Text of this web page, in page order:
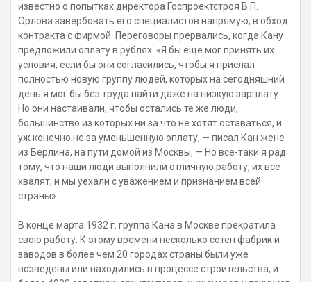
известно о попытках директора Госпроектстроя В.П.
Орлова завербовать его специалистов напрямую, в обход
контракта с фирмой. Переговоры прервались, когда Кану
предложили оплату в рублях. «Я бы еще мог принять их
условия, если бы они согласились, чтобы я прислал
полностью новую группу людей, которых на сегодняшний
день я мог бы без труда найти даже на низкую зарплату.
Но они настаивали, чтобы остались те же люди,
большинство из которых ни за что не хотят оставаться, и
уж конечно не за уменьшенную оплату, — писал Кан жене
из Берлина, на пути домой из Москвы, — Но все-таки я рад
тому, что наши люди выполнили отличную работу, их все
хвалят, и мы уехали с уважением и признанием всей
страны».
В конце марта 1932 г. группа Кана в Москве прекратила
свою работу. К этому времени несколько сотен фабрик и
заводов в более чем 20 городах страны были уже
возведены или находились в процессе строительства, и